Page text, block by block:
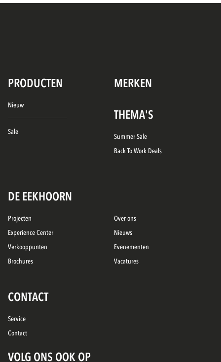
PRODUCTEN MERKEN
Nieuw
Sale
THEMA'S
Summer Sale
Back To Work Deals
DE EEKHOORN
Projecten
Experience Center
Verkooppunten
Brochures
Over ons
Nieuws
Evenementen
Vacatures
CONTACT
Service
Contact
VOLG ONS OOK OP